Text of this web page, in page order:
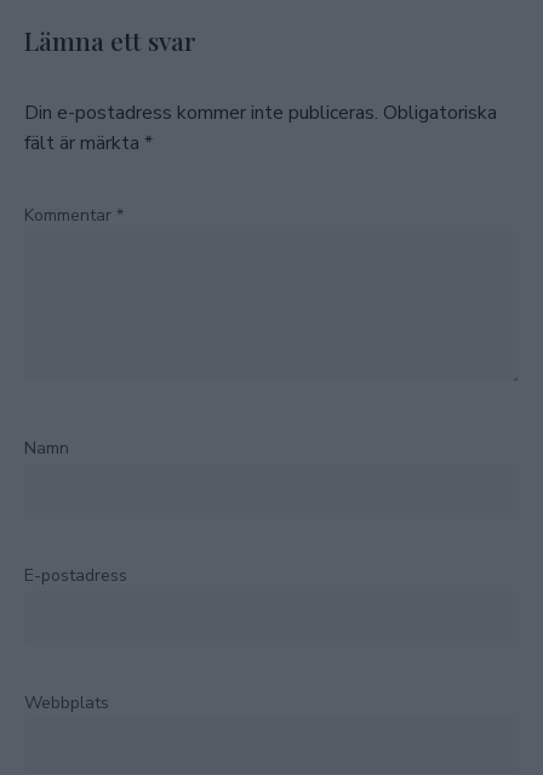
Lämna ett svar
Din e-postadress kommer inte publiceras. Obligatoriska
fält är märkta *
Kommentar *
Namn
E-postadress
Webbplats